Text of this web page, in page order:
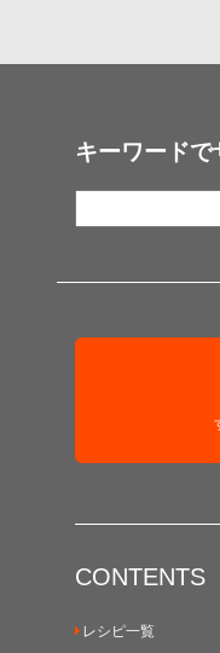
キーワード
CONTENTS
レシピ一覧